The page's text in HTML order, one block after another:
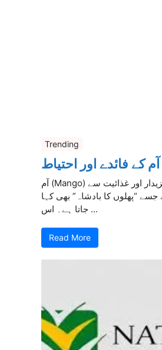
Trending
آم کے فائدے اور احتیاط
آم (Mango) ایک نہایت مزیدار اور غذائیت سے
جسے “پھلوں کا بادشاہ” بھی کہا
جاتا ہے۔ اس ...
Read More